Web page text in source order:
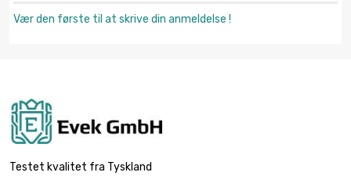
Vær den første til at skrive din anmeldelse !
Testet kvalitet fra Tyskland